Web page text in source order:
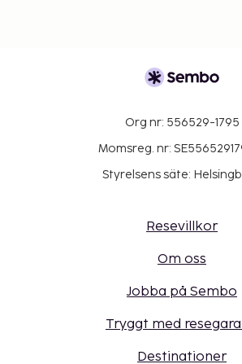
Org nr: 556529-1795
Momsreg. nr:
Styrelsens säte:
Resevillkor
Om oss
Jobba på Sembo
Tryggt med
Destinationer